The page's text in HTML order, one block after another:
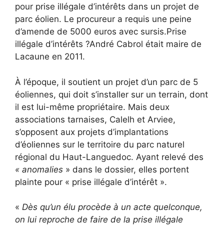
pour prise illégale d’intérêts dans un projet de
parc éolien. Le procureur a requis une peine
d’amende de 5000 euros avec sursis.Prise
illégale d’intérêts ?André Cabrol était maire de
Lacaune en 2011.
À l’époque, il soutient un projet d’un parc de 5
éoliennes, qui doit s’installer sur un terrain, dont
il est lui-même propriétaire. Mais deux
associations tarnaises, Calelh et Arviee,
s’opposent aux projets d’implantations
d’éoliennes sur le territoire du parc naturel
régional du Haut-Languedoc. Ayant relevé des
« anomalies » dans le dossier, elles portent
plainte pour « prise illégale d’intérêt ».
« Dès qu’un élu procède à un acte quelconque,
on lui reproche de faire de la prise illégale